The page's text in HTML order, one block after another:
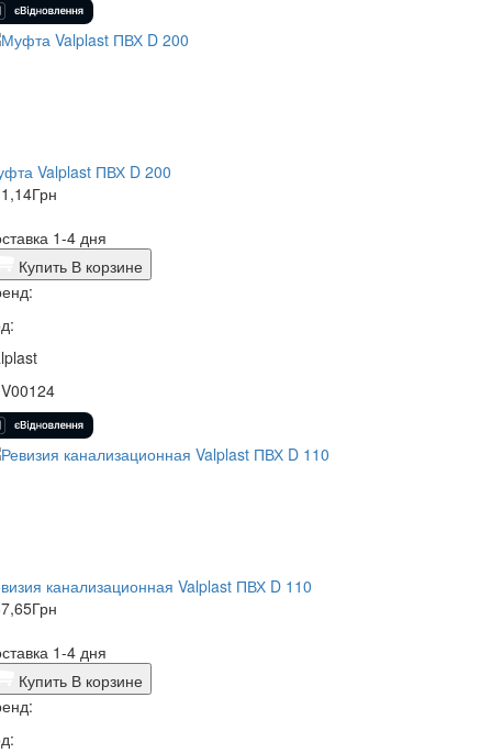
Valplast ПВХ D 200
Грн
1-4 дня
Купить В корзине
канализационная Valplast ПВХ D 110
Грн
1-4 дня
Купить В корзине